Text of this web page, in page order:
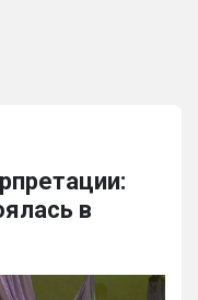
в